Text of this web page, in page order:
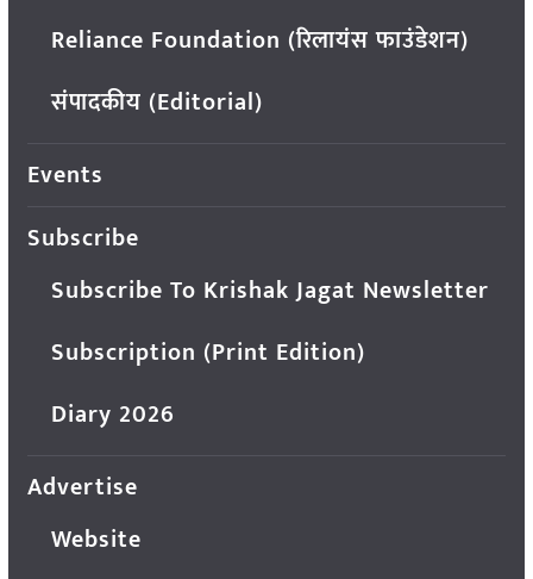
Reliance Foundation (रिलायंस फाउंडेशन)
संपादकीय (Editorial)
Events
Subscribe
Subscribe To Krishak Jagat Newsletter
Subscription (Print Edition)
Diary 2026
Advertise
Website